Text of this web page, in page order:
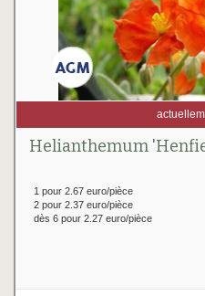
Helianthemum
1 pour 2.67 euro/pièce
2 pour 2.37 euro/pièce
dès 6 pour 2.27 euro/pièce